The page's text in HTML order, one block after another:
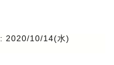
: 2020/10/14(水)